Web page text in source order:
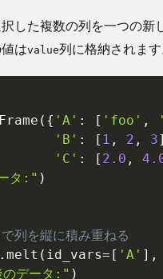
した複数の列を一つの
はvalue列に格納されま
( { 'A' : [ 'foo' ,
'B' : [ 1 , 2 , 3
'C' : [ 2.0 ,
タ:" )
列を縦に積み重ねる
. melt ( id_vars= [ 'A' ] ,
データ:" )